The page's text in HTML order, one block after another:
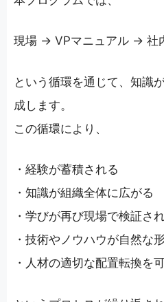
現場 → VPマニュアル → 社
という循環を通じて、知識
成します。
この循環により、
・経験が蓄積される
・知識が組織全体に広がる
・学びが再び現場で検証さ
・技術やノウハウが自然な
・人材の適切な配置転換を